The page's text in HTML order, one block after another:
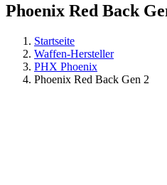
Phoenix Red Back
Startseite
Waffen-Hersteller
PHX Phoenix
Phoenix Red Back Gen 2